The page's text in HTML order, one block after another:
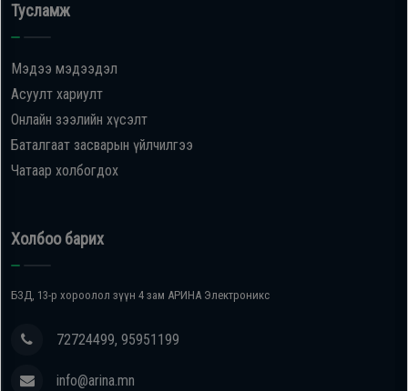
Тусламж
Мэдээ мэдээдэл
Асуулт хариулт
Онлайн зээлийн хүсэлт
Баталгаат засварын үйлчилгээ
Чатаар холбогдох
Холбоо барих
БЗД, 13-р хороолол зүүн 4 зам АРИНА Электроникс
72724499, 95951199
info@arina.mn